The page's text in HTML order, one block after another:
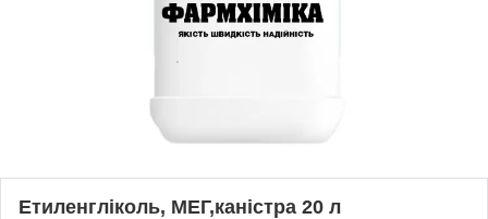
Етиленгліколь, МЕГ,каністра 20 л